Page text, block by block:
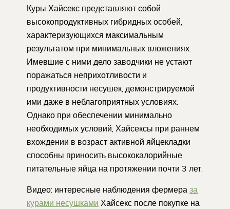
Куры Хайсекс представляют собой
высокопродуктивных гибридных особей,
характеризующихся максимальным
результатом при минимальных вложениях.
Имевшие с ними дело заводчики не устают
поражаться неприхотливости и
продуктивности несушек, демонстрируемой
ими даже в неблагоприятных условиях.
Однако при обеспечении минимально
необходимых условий, Хайсексы при раннем
вхождении в возраст активной яйцекладки
способны приносить высококалорийные
питательные яйца на протяжении почти 3 лет.
Видео: интересные наблюдения фермера за
курами несушками Хайсекс после покупке на